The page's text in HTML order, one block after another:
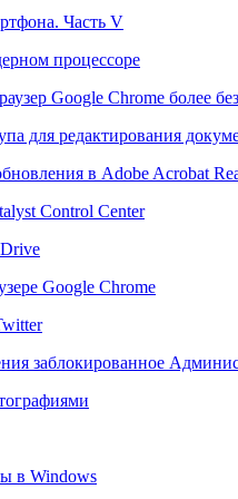
Часть V
процессоре
Google Chrome более
для редактирования
в Adobe Acrobat
Control Center
Google Chrome
заблокированное
в Windows